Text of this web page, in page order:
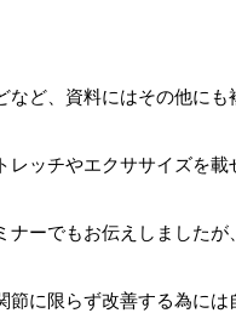
など、資料にはその他にも
レッチやエクササイズを載
ナーでもお伝えしましたが、
節に限らず改善する為には